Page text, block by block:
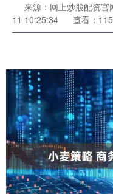
来源：网上炒股配资官
11 10:25:34
查看：115